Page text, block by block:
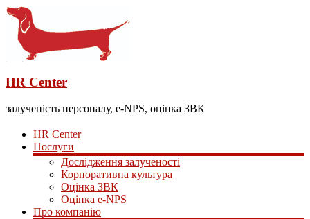
HR Center
залученість персоналу, e-NPS, оцінка ЗВК
HR Center
Послуги
Дослідження залученості
Корпоративна культура
Оцінка ЗВК
Оцінка e-NPS
Про компанію